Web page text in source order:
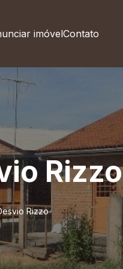
imóvelContato
Rizzo
Rizzo